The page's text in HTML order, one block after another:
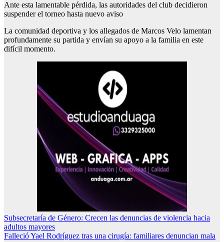
Ante esta lamentable pérdida, las autoridades del club decidieron
suspender el torneo hasta nuevo aviso
La comunidad deportiva y los allegados de Marcos Velo lamentan
profundamente su partida y envían su apoyo a la familia en este
difícil momento.
Navegación
de
Subsecretaría de Género: Crecen las denuncias de violencia hacia
adultos mayores
Falleció Yael Rodríguez tras una cirugía: familiares denuncian mala